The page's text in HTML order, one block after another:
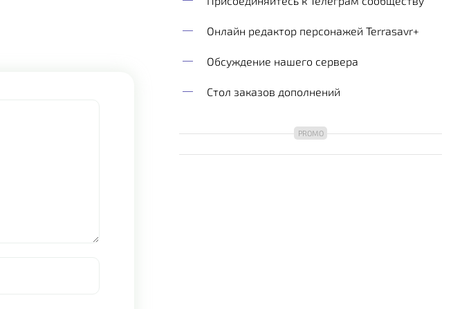
Онлайн редактор персонажей Terrasavr+
Обсуждение нашего сервера
Стол заказов дополнений